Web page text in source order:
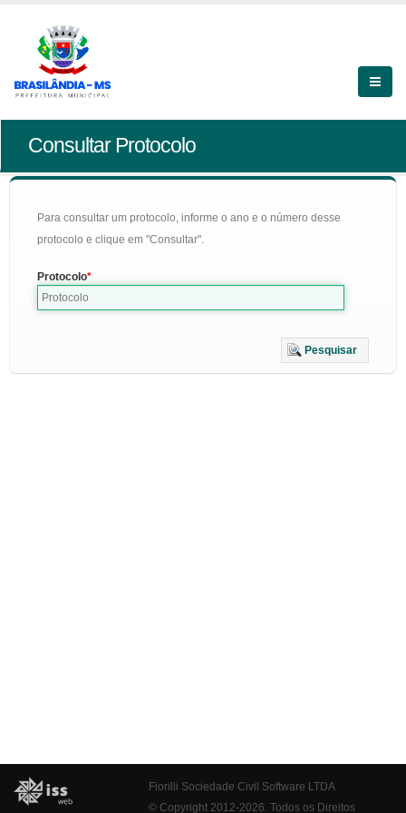
Consultar Protocolo
Para consultar um protocolo, informe o ano e o número desse
protocolo e clique em "Consultar".
Protocolo
Pesquisar
Fiorilli Sociedade Civil Software LTDA
© Copyright 2012-2026. Todos os Direitos